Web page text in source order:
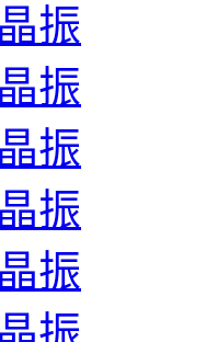
振
振
振
振
振
振